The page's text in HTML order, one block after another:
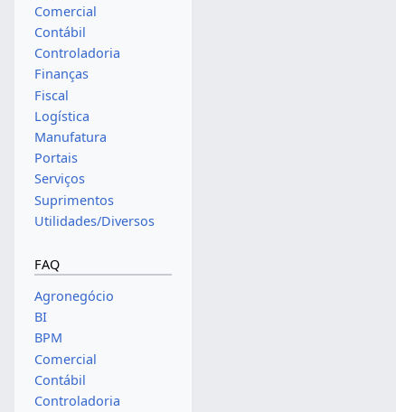
Comercial
Contábil
Controladoria
Finanças
Fiscal
Logística
Manufatura
Portais
Serviços
Suprimentos
Utilidades/Diversos
FAQ
Agronegócio
BI
BPM
Comercial
Contábil
Controladoria